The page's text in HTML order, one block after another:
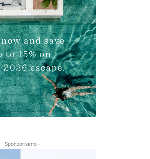
- Sponzorisano -